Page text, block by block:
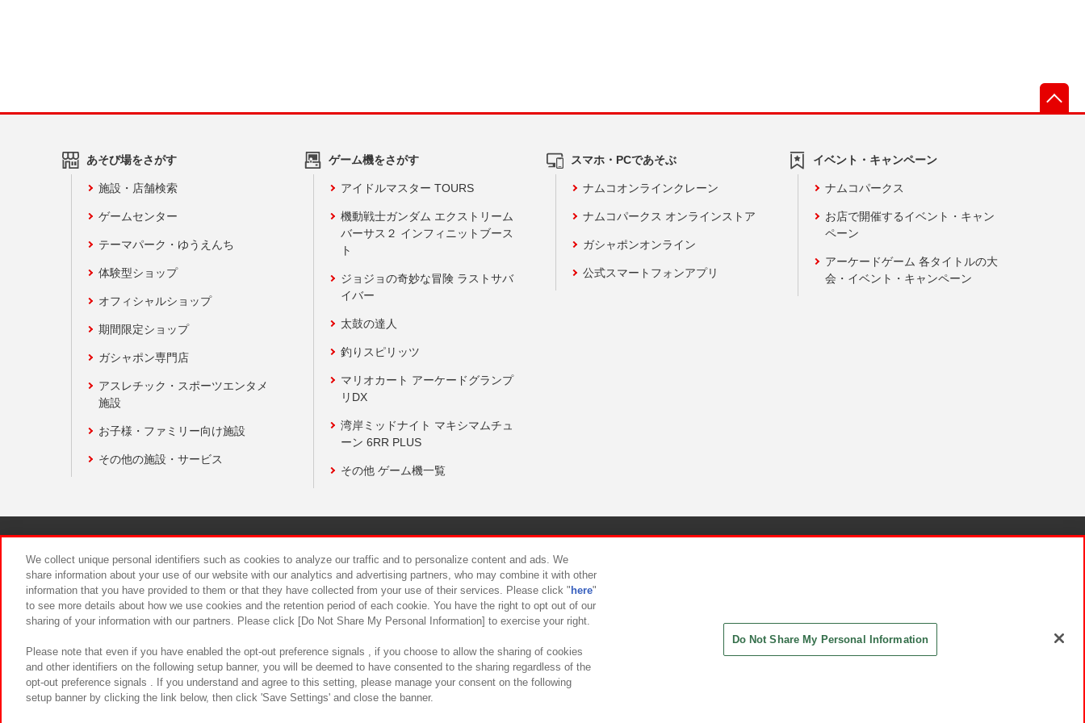
あそび場をさがす
施設・店舗検索
ゲームセンター
テーマパーク・ゆうえんち
体験型ショップ
オフィシャルショップ
期間限定ショップ
ガシャポン専門店
アスレチック・スポーツエンタメ
施設
お子様・ファミリー向け施設
その他の施設・サービス
ゲーム機をさがす
アイドルマスター TOURS
機動戦士ガンダム エクストリーム
バーサス２ インフィニットブース
ト
ジョジョの奇妙な冒険 ラストサバ
イバー
太鼓の達人
釣りスピリッツ
マリオカート アーケードグランプ
リDX
湾岸ミッドナイト マキシマムチュ
ーン 6RR PLUS
その他 ゲーム機一覧
スマホ・PCであそぶ
ナムコオンラインクレーン
ナムコパークス オンラインストア
ガシャポンオンライン
公式スマートフォンアプリ
イベント・キャンペーン
ナムコパークス
お店で開催するイベント・キャン
ペーン
アーケードゲーム 各タイトルの大
会・イベント・キャンペーン
食品のご提供について カスタマーハラスメント対応方針
We collect unique personal identifiers such as cookies to analyze our traffic and to personalize content and ads. We
share information about your use of our website with our analytics and advertising partners, who may combine it with other
information that you have provided to them or that they have collected from your use of their services. Please click " here"
to see more details about how we use cookies and the retention period of each cookie. You have the right to opt out of our
sharing of your information with our partners. Please click [Do Not Share My Personal Information] to exercise your right.
Please note that even if you have enabled the opt-out preference signals , if you choose to allow the sharing of cookies
and other identifiers on the following setup banner, you will be deemed to have consented to the sharing regardless of the
opt-out preference signals . If you understand and agree to this setting, please manage your consent on the following
setup banner by clicking the link below, then click 'Save Settings' and close the banner.
Do Not Share My Personal Information